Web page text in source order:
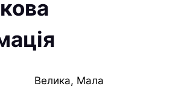
Велика, Мала